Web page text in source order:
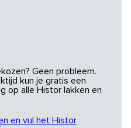
Geen probleem.
kun je gratis een
op alle Histor lakken en
en vul het Histor